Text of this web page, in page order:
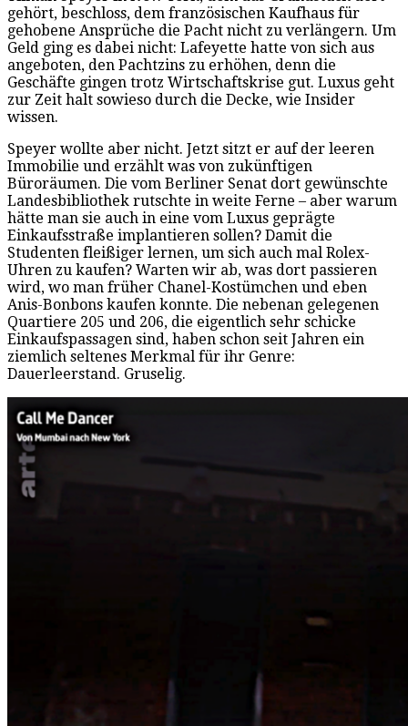
gehört, beschloss, dem französischen Kaufhaus für
gehobene Ansprüche die Pacht nicht zu verlängern. Um
Geld ging es dabei nicht: Lafeyette hatte von sich aus
angeboten, den Pachtzins zu erhöhen, denn die
Geschäfte gingen trotz Wirtschaftskrise gut. Luxus geht
zur Zeit halt sowieso durch die Decke, wie Insider
wissen.
Speyer wollte aber nicht. Jetzt sitzt er auf der leeren
Immobilie und erzählt was von zukünftigen
Büroräumen. Die vom Berliner Senat dort gewünschte
Landesbibliothek rutschte in weite Ferne – aber warum
hätte man sie auch in eine vom Luxus geprägte
Einkaufsstraße implantieren sollen? Damit die
Studenten fleißiger lernen, um sich auch mal Rolex-
Uhren zu kaufen? Warten wir ab, was dort passieren
wird, wo man früher Chanel-Kostümchen und eben
Anis-Bonbons kaufen konnte. Die nebenan gelegenen
Quartiere 205 und 206, die eigentlich sehr schicke
Einkaufspassagen sind, haben schon seit Jahren ein
ziemlich seltenes Merkmal für ihr Genre:
Dauerleerstand. Gruselig.